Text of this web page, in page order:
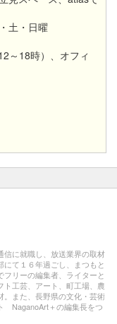
土・日曜
～18時）、オフィ
信に就職し、放送業界の取材
て１６年過ごし、まつもと
リーの編集者、ライターと
ト工芸、アート、町工場、農
。また、長野県の文化・芸術
NaganoArt＋の編集長をつ